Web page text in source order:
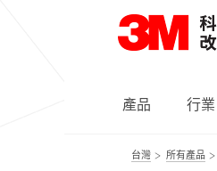
產品 行業
台灣 所有產品